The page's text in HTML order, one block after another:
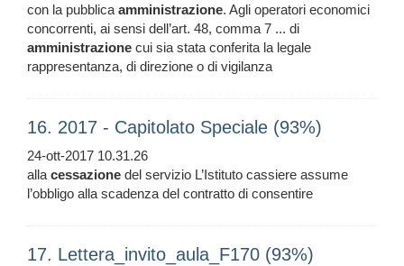
con la pubblicaamministrazione. Agli operatori economici
concorrenti, ai sensi dell’art. 48, comma 7 ... di
amministrazione cui sia stata conferita la legale
rappresentanza, di direzione o di vigilanza
16. 2017 - Capitolato Speciale (93%)
24-ott-2017 10.31.26
allacessazione del servizio L’Istituto cassiere assume
l’obbligo alla scadenza del contratto di consentire
17. Lettera_invito_aula_F170 (93%)